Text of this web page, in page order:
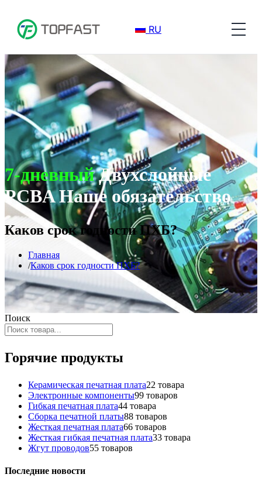
RU
7-дневныйДвухслойные
PCBA Наше обязательство
Каков срок годности ПХБ?
Главная
Каков срок годности ПХБ?
Поиск
Горячие продукты
Керамическая печатная плата22 товара
Электронные компоненты99 товаров
Гибкая печатная плата44 товара
Сборка печатной платы88 товаров
Жесткая печатная плата66 товаров
Жесткая гибкая печатная плата33 товара
Жгут проводов55 товаров
Последние новости